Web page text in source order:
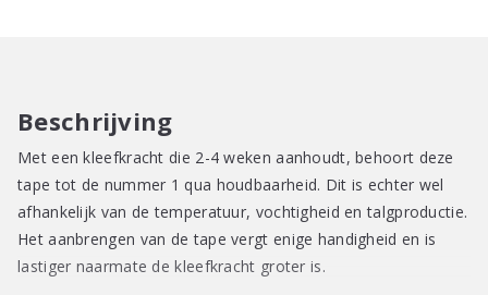
Beschrijving
Met een kleefkracht die 2-4 weken aanhoudt, behoort deze
tape tot de nummer 1 qua houdbaarheid. Dit is echter wel
afhankelijk van de temperatuur, vochtigheid en talgproductie.
Het aanbrengen van de tape vergt enige handigheid en is
lastiger naarmate de kleefkracht groter is.